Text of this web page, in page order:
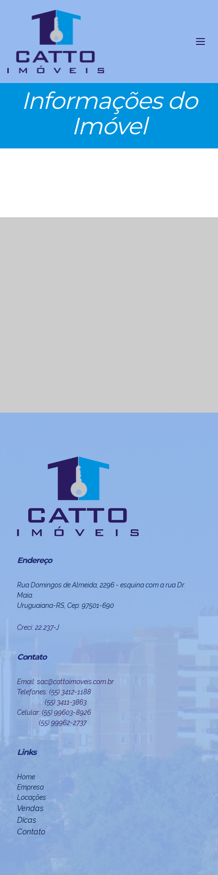
Informações do
Imóvel
Endereço
Rua Domingos de Almeida, 2296 - esquina com a rua Dr.
Maia.
Uruguaiana-RS, Cep: 97501-690
Creci: 22.237-J
Contato
Email: sac@cattoimoveis.com.br
Telefones: (55) 3412-1188
(55) 3411-3863
Celular: (55) 99603-8926
(55) 99962-2737
Links
Home
Empresa
Locações
Vendas
Dicas
Contato